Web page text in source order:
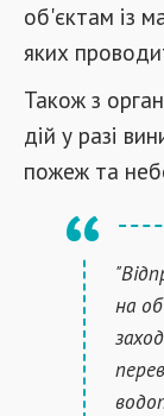
об'єктам із
яких
Також з
дій у разі
пожеж та
на